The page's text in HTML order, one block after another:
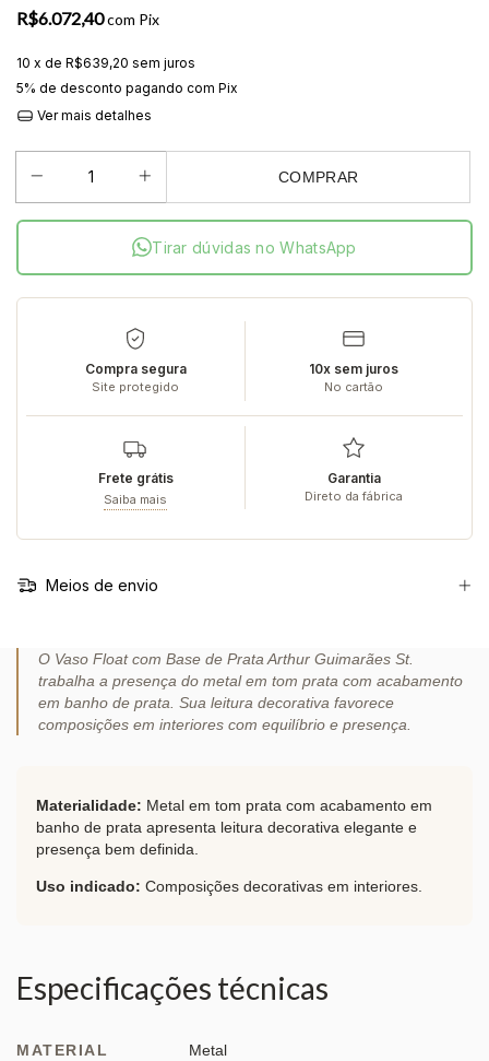
R$6.072,40com Pix
10 x de R$639,20 sem juros
5% de desconto pagando com Pix
Ver mais detalhes
COMPRAR
Tirar dúvidas no WhatsApp
Compra segura
Site protegido
10x sem juros
No cartão
Frete grátis
Saiba mais
Garantia
Direto da fábrica
Meios de envio
O Vaso Float com Base de Prata Arthur Guimarães St.
trabalha a presença do metal em tom prata com acabamento
em banho de prata. Sua leitura decorativa favorece
composições em interiores com equilíbrio e presença.
Materialidade: Metal em tom prata com acabamento em
banho de prata apresenta leitura decorativa elegante e
presença bem definida.
Uso indicado: Composições decorativas em interiores.
Especificações técnicas
MATERIAL Metal